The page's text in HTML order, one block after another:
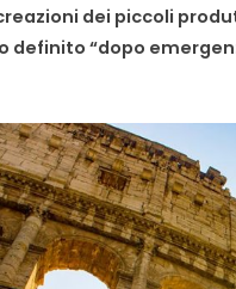
dei piccoli
definito “dopo